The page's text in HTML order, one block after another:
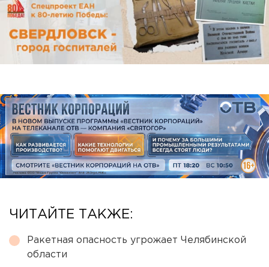
ЧИТАЙТЕ ТАКЖЕ:
Ракетная опасность угрожает Челябинской
области